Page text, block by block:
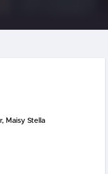
Anne Hathaway, Ewan McGregor, Maisy Stella